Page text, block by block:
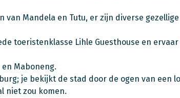
Mandela en Tutu, er zijn diverse
toeristenklasse Lihle Guesthouse en
Maboneng.
je bekijkt de stad door de ogen van een
niet zou komen.